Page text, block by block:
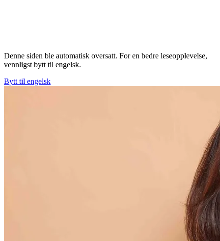
Denne siden ble automatisk oversatt. For en bedre leseopplevelse,
vennligst bytt til engelsk.
Bytt til engelsk